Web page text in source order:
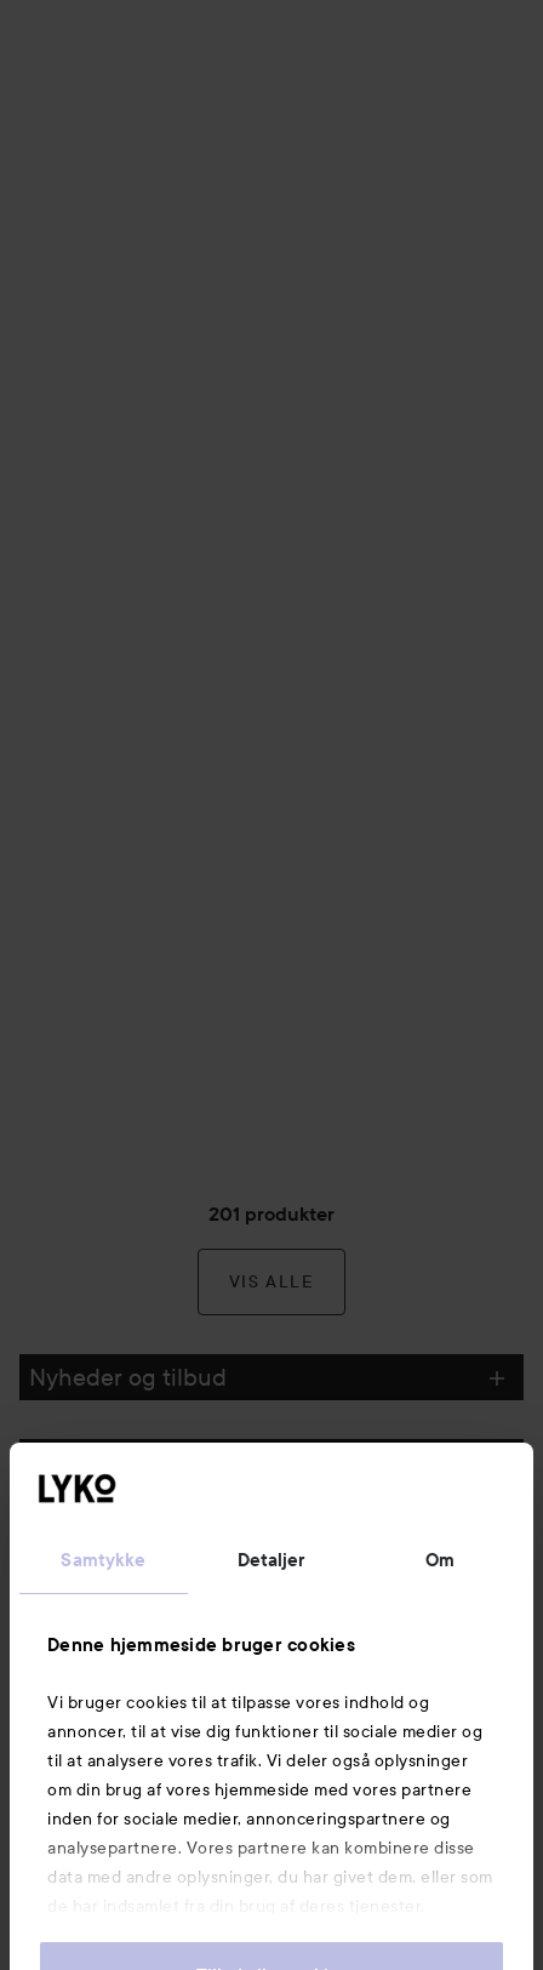
Samtykke Detaljer Om
Denne hjemmeside bruger cookies
Vi bruger cookies til at tilpasse vores indhold og
annoncer, til at vise dig funktioner til sociale medier og
til at analysere vores trafik. Vi deler også oplysninger
om din brug af vores hjemmeside med vores partnere
inden for sociale medier, annonceringspartnere og
analysepartnere. Vores partnere kan kombinere disse
data med andre oplysninger, du har givet dem, eller som
de har indsamlet fra din brug af deres tjenester.
201 produkter
VIS ALLE
Nyheder og tilbud
Kundeservice
Information
Mere at udforske